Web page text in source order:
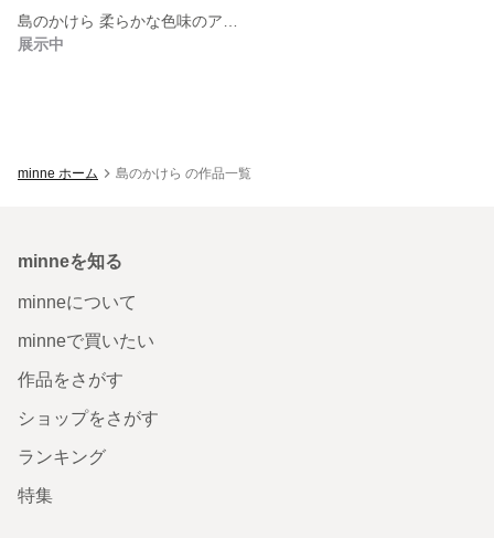
展示中
minne ホーム 島のかけら の作品一覧
minneを知る
minneについて
minneで買いたい
作品をさがす
ショップをさがす
ランキング
特集